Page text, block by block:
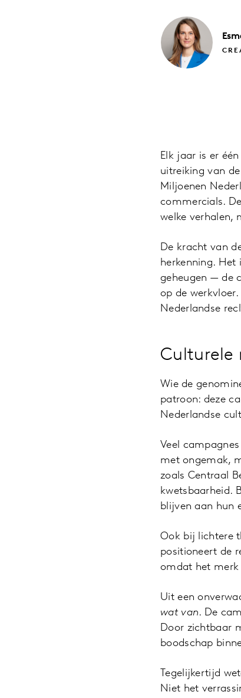
Elk jaar is er
uitreiking van
Miljoenen
commercials.
welke verhalen,
De kracht van
herkenning. Het
geheugen — de
op de
Nederlandse
Culturele
Wie de
patroon: deze
Nederlandse
Veel
met ongemak,
zoals Centraal
kwetsbaarheid.
blijven aan hun
Ook bij lichtere
positioneert de
omdat het merk
Uit een
wat van. De
Door zichtbaar
boodschap
Tegelijkertijd
Niet het